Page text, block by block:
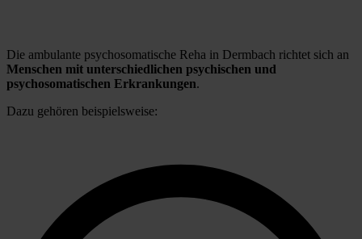
Menschen mit unterschiedlichen psychischen und
psychosomatischen Erkrankungen.
Dazu gehören beispielsweise: